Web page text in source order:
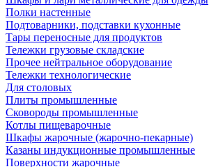
Полки настенные
Подтоварники, подставки кухонные
Тары переносные для продуктов
Тележки грузовые складские
Прочее нейтральное оборудование
Тележки технологические
Для столовых
Плиты промышленные
Сковороды промышленные
Котлы пищеварочные
Шкафы жарочные (жарочно-пекарные)
Казаны индукционные промышленные
Поверхности жарочные